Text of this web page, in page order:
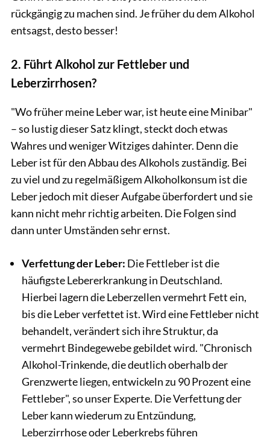
rückgängig zu machen sind. Je früher du dem Alkohol
entsagst, desto besser!
2. Führt Alkohol zur Fettleber und
Leberzirrhosen?
"Wo früher meine Leber war, ist heute eine Minibar"
– so lustig dieser Satz klingt, steckt doch etwas
Wahres und weniger Witziges dahinter. Denn die
Leber ist für den Abbau des Alkohols zuständig. Bei
zu viel und zu regelmäßigem Alkoholkonsum ist die
Leber jedoch mit dieser Aufgabe überfordert und sie
kann nicht mehr richtig arbeiten. Die Folgen sind
dann unter Umständen sehr ernst.
Verfettung der Leber: Die Fettleber ist die
häufigste Lebererkrankung in Deutschland.
Hierbei lagern die Leberzellen vermehrt Fett ein,
bis die Leber verfettet ist. Wird eine Fettleber nicht
behandelt, verändert sich ihre Struktur, da
vermehrt Bindegewebe gebildet wird. "Chronisch
Alkohol-Trinkende, die deutlich oberhalb der
Grenzwerte liegen, entwickeln zu 90 Prozent eine
Fettleber", so unser Experte. Die Verfettung der
Leber kann wiederum zu Entzündung,
Leberzirrhose oder Leberkrebs führen